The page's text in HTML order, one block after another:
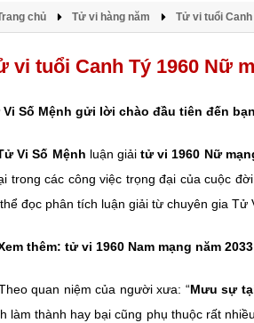
chủ Tử vi hàng năm Tử vi tuổi
vi tuổi Canh Tý 1960 Nữ
Vi Số Mệnh gửi lời chào đầu tiên đến bạn
Vi Số Mệnh luận giảitử vi 1960 Nữ
trong các công việc trọng đại của cuộc
đọc phân tích luận giải từ chuyên gia Tử
thêm: tử vi 1960 Nam mạng năm 2033
quan niệm của người xưa: “Mưu sự
làm thành hay bại cũng phụ thuộc rất